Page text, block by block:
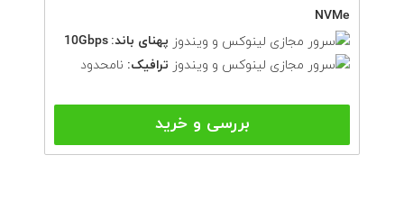
NVMe
پهنای باند:
ترافیک: نامحدود
بررسی و خرید